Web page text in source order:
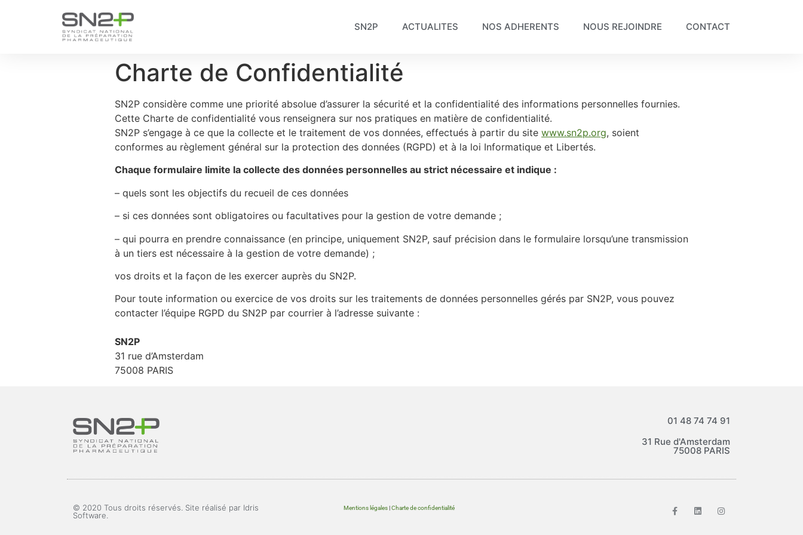
SN2P ACTUALITES NOS ADHERENTS NOUS REJOINDRE CONTACT
Charte de Confidentialité
SN2P considère comme une priorité absolue d’assurer la sécurité et la confidentialité des informations personnelles fournies.
Cette Charte de confidentialité vous renseignera sur nos pratiques en matière de confidentialité.
SN2P s’engage à ce que la collecte et le traitement de vos données, effectués à partir du site www.sn2p.org, soient
conformes au règlement général sur la protection des données (RGPD) et à la loi Informatique et Libertés.
Chaque formulaire limite la collecte des données personnelles au strict nécessaire et indique :
– quels sont les objectifs du recueil de ces données
– si ces données sont obligatoires ou facultatives pour la gestion de votre demande ;
– qui pourra en prendre connaissance (en principe, uniquement SN2P, sauf précision dans le formulaire lorsqu’une transmission
à un tiers est nécessaire à la gestion de votre demande) ;
vos droits et la façon de les exercer auprès du SN2P.
Pour toute information ou exercice de vos droits sur les traitements de données personnelles gérés par SN2P, vous pouvez
contacter l’équipe RGPD du SN2P par courrier à l’adresse suivante :
SN2P
31 rue d’Amsterdam
75008 PARIS
01 48 74 74 91
31 Rue d'Amsterdam
75008 PARIS
© 2020 Tous droits réservés. Site réalisé par Idris
Software.
Mentions légales|Charte de confidentialité